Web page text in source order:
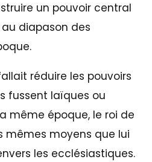
un pouvoir central
diapason des
réduire les pouvoirs
fussent laïques ou
même époque, le roi de
mêmes moyens que lui
les ecclésiastiques.